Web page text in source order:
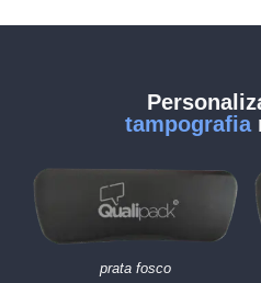
tampografia
prata fosco